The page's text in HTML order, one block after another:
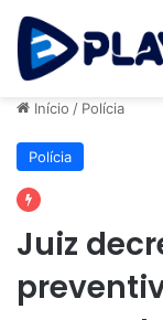
Início / Polícia
Polícia
Juiz